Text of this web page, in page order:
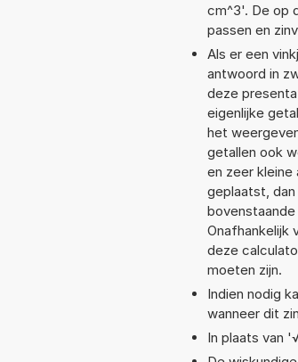
cm^3'. De op
passen en
Als er een
antwoord in
deze
eigenlijke
het
getallen ook
en zeer kleine
geplaatst,
Onafhankelijk
deze
moeten zijn.
Indien nodig
wanneer dit
In plaats van